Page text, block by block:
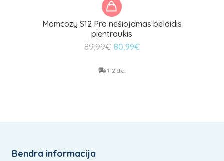
Momcozy S12 Pro nešiojamas belaidis
pientraukis
89,99€ Original
was:
80,99€Current
1-2 d.d.
Bendra informacija